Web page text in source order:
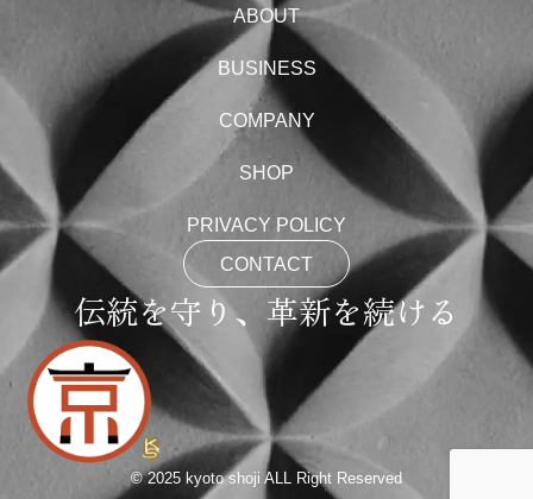
伝統を守り、革新を続ける
© 2025 kyoto shoji ALL Right Reserved
ABOUT
BUSINESS
COMPANY
SHOP
PRIVACY POLICY
CONTACT